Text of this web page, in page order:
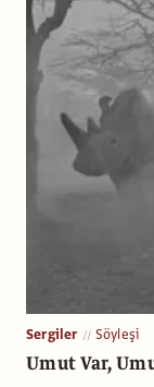
Sergiler Söyleşi
Umut Var,